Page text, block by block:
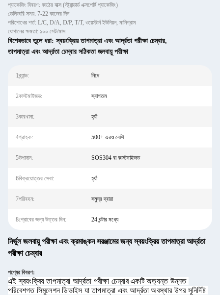
প্যাকেজিং বিবরণ: কাঠের বাক্স (স্ট্যান্ডার্ড এক্সপোর্ট প্যাকেজিং)
ডেলিভারি সময়: 7-22 কাজের দিন
পরিশোধের শর্ত: L/C, D/A, D/P, T/T, ওয়েস্টার্ন ইউনিয়ন, মানিগ্রাম
যোগানের ক্ষমতা: ১০০ সেট/মাস
বিশেষভাবে তুলে ধরা:স্বয়ংক্রিয় তাপমাত্রা এবং আর্দ্রতা পরীক্ষা চেম্বার,
তাপমাত্রা এবং আর্দ্রতা চেম্বার সঠিকতা জলবায়ু পরীক্ষা
1ব্র্যান্ড: নিদে
2কাস্টমাইজড: স্বাগতম
3কারখানা: হ্যাঁ
4গ্রাহক: 500+ এরও বেশি
5উপাদান: SOS304 বা কাস্টমাইজড
6বিক্রয়োত্তর সেবা: হ্যাঁ
7পরিবহন: সমুদ্র দ্বারা
8প্রোবের জন্য উত্তর দিন: 24 ঘন্টার মধ্যে
নির্ভুল জলবায়ু পরীক্ষা এবং ক্রমাঙ্কন সরঞ্জামের জন্য স্বয়ংক্রিয় তাপমাত্রা আর্দ্রতা
পরীক্ষা চেম্বার
পণ্যের বিবরণ:
এই স্বয়ংক্রিয় তাপমাত্রা আর্দ্রতা পরীক্ষা চেম্বার একটি অত্যন্ত উন্নত
পরিবেশগত সিমুলেশন ডিভাইস যা তাপমাত্রা এবং আর্দ্রতা অবস্থার উপর সুনির্দিষ্ট